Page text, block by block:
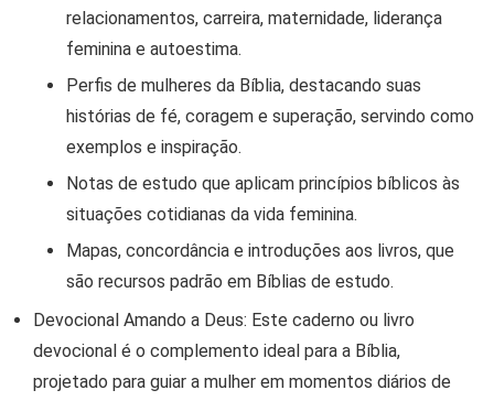
relacionamentos, carreira, maternidade, liderança
feminina e autoestima.
Perfis de mulheres da Bíblia, destacando suas
histórias de fé, coragem e superação, servindo como
exemplos e inspiração.
Notas de estudo que aplicam princípios bíblicos às
situações cotidianas da vida feminina.
Mapas, concordância e introduções aos livros, que
são recursos padrão em Bíblias de estudo.
Devocional Amando a Deus: Este caderno ou livro
devocional é o complemento ideal para a Bíblia,
projetado para guiar a mulher em momentos diários de